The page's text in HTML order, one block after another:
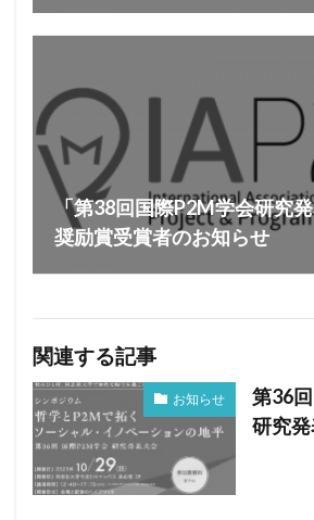
「第38回国際P2M学会研究
奨励賞受賞者のお知らせ
関連する記事
お知らせ
第36
研究